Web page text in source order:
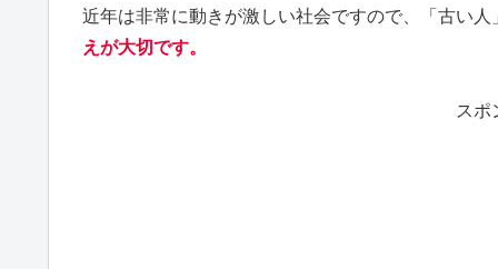
近年は非常に動きが激しい社会ですので、「古い人
えが大切です。
スポ